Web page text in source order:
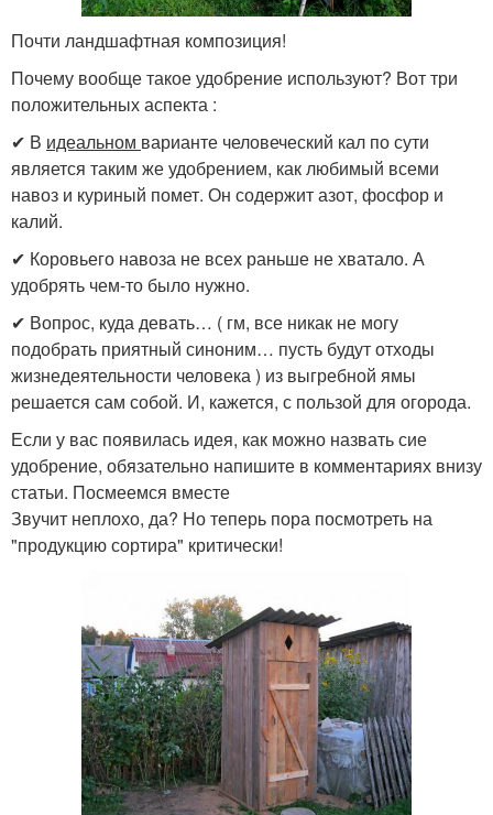
Почти ландшафтная композиция!
Почему вообще такое удобрение используют? Вот три
положительных аспекта :
✔ В идеальном варианте человеческий кал по сути
является таким же удобрением, как любимый всеми
навоз и куриный помет. Он содержит азот, фосфор и
калий.
✔ Коровьего навоза не всех раньше не хватало. А
удобрять чем-то было нужно.
✔ Вопрос, куда девать… ( гм, все никак не могу
подобрать приятный синоним… пусть будут отходы
жизнедеятельности человека ) из выгребной ямы
решается сам собой. И, кажется, с пользой для огорода.
Если у вас появилась идея, как можно назвать сие
удобрение, обязательно напишите в комментариях внизу
статьи. Посмеемся вместе
Звучит неплохо, да? Но теперь пора посмотреть на
"продукцию сортира" критически!